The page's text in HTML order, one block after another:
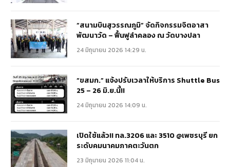
“สนามบินสุวรรณภูมิ” จัดกิจกรรมจิตอาสา
พัฒนาวัด – ฟื้นฟูลำคลอง ณ วัดบางปลา
24 มิถุนายน 2026 14:29 น.
“ขสมก.” แจ้งปรับเวลาให้บริการ Shuttle Bus
25 – 26 มิ.ย.นี้!!
24 มิถุนายน 2026 14:09 น.
เปิดใช้แล้ว!! ทล.3206 และ 3510 @เพชรบุรี ยก
ระดับคมนาคมภาคตะวันตก
23 มิถุนายน 2026 11:04 น.